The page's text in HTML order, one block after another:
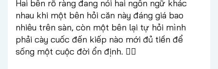
Hai bên rõ ràng đang nói hai ngôn ngữ khác
nhau khi một bên hỏi căn này đáng giá bao
nhiêu trên sàn, còn một bên lại tự hỏi mình
phải cày cuốc đến kiếp nào mới đủ tiền để
sống một cuộc đời ổn định. 🤷‍♂️